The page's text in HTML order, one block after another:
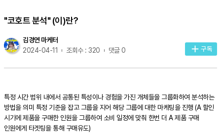
"코호트 분석" (이)란?
김경연 마케터
2024-04-11
조회수 : 320 댓글 0 구독
특정 시간 범위 내에서 공통된 특성이나 경험을 가진 개체들을 그룹화하여 분석하는
방법을 의미 특정 기준을 잡고 그룹을 지어 해당 그룹에 대한 마케팅을 진행 (A 할인
시기에 제품을 구매한 인원을 그룹하여 소비 일정에 맞춰 한번 더 A 제품 구매
인원에게 타겟팅을 통해 구매유도)